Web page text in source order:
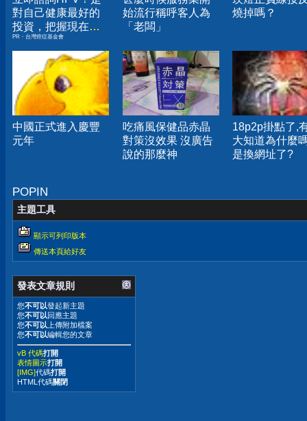
對自己健康最好的
投資，把握現在不
嫌晚！
PR・台灣癌症基金會
始流行稱呼客人為
「老闆」
燒掉嗎？
中國正式進入慶豐
元年
吃痛風保健品赤晶
對策沒效果 沒廣告
說的那麼神
18p2p掛點了,
大知道為什麼
是換網址了?
POPIN
主題工具
顯示可列印版本
傳送本頁給好友
發表文章規則
您不可以發起新主題
您不可以 回應主題
您不可以 上傳附加檔案
您不可以編輯您的文章
vB 代碼打開
表情圖示打開
[IMG]代碼打開
HTML代碼關閉